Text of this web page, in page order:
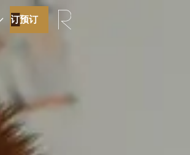
预订
预订